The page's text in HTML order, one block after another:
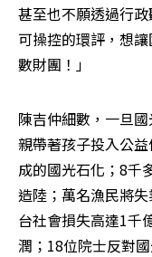
甚至也不願透過行
可操控的環評，想
數財團！」
陳吉仲細數，一旦
親帶著孩子投入公
成的國光石化；8千
造陸；萬名漁民將
台社會損失高達1千
潤；18位院士反對